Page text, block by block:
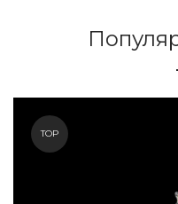
TOP